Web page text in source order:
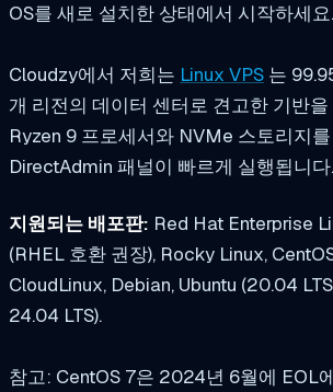
OS를 새로 설치한 상태에서 시작하세요.
Cloudzy에서 저희는 Linux VPS 는
개 리전의 데이터 센터로 견고한 기반
Ryzen 9 프로세서와 NVMe 스토리지
DirectAdmin 패널이 빠르게 실행됩니다.
지원되는 배포판: Red Hat Enterprise
(RHEL 호환 권장), Rocky Linux,
CloudLinux, Debian, Ubuntu (20.04
24.04 LTS).
참고: CentOS 7은 2024년 6월에 EOL